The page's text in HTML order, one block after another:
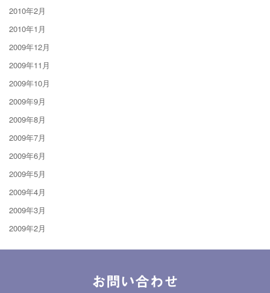
2010年2月
2010年1月
2009年12月
2009年11月
2009年10月
2009年9月
2009年8月
2009年7月
2009年6月
2009年5月
2009年4月
2009年3月
2009年2月
お問い合わせ